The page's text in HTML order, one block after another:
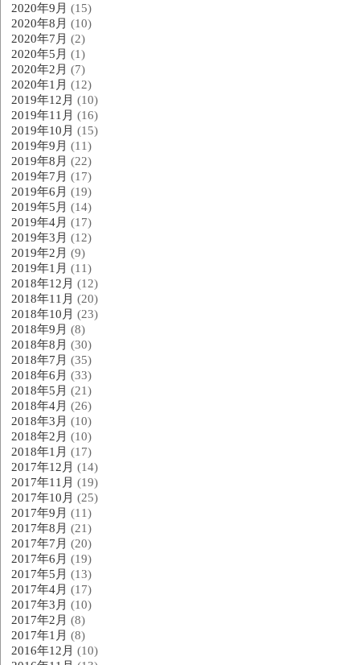
2020年9月 (15)
2020年8月 (10)
2020年7月 (2)
2020年5月 (1)
2020年2月 (7)
2020年1月 (12)
2019年12月 (10)
2019年11月 (16)
2019年10月 (15)
2019年9月 (11)
2019年8月 (22)
2019年7月 (17)
2019年6月 (19)
2019年5月 (14)
2019年4月 (17)
2019年3月 (12)
2019年2月 (9)
2019年1月 (11)
2018年12月 (12)
2018年11月 (20)
2018年10月 (23)
2018年9月 (8)
2018年8月 (30)
2018年7月 (35)
2018年6月 (33)
2018年5月 (21)
2018年4月 (26)
2018年3月 (10)
2018年2月 (10)
2018年1月 (17)
2017年12月 (14)
2017年11月 (19)
2017年10月 (25)
2017年9月 (11)
2017年8月 (21)
2017年7月 (20)
2017年6月 (19)
2017年5月 (13)
2017年4月 (17)
2017年3月 (10)
2017年2月 (8)
2017年1月 (8)
2016年12月 (10)